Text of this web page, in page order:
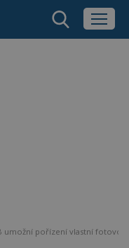
umožní pořízení vlastní